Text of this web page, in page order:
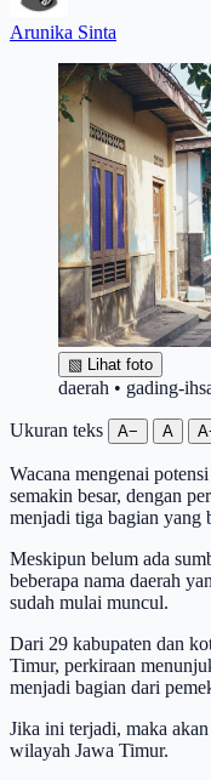
Arunika Sinta
▧ Lihat foto
daerah • gading-
Ukuran teks A− A
Wacana mengenai
semakin besar, dengan
menjadi tiga bagian yang
Meskipun belum ada
beberapa nama daerah
sudah mulai muncul.
Dari 29 kabupaten dan
Timur, perkiraan
menjadi bagian dari
Jika ini terjadi, maka
wilayah Jawa Timur.